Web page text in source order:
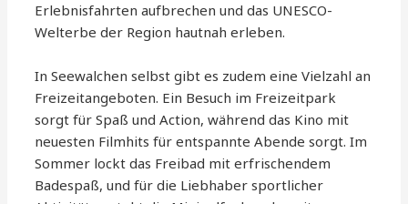
Erlebnisfahrten aufbrechen und das UNESCO-
Welterbe der Region hautnah erleben.
In Seewalchen selbst gibt es zudem eine Vielzahl an
Freizeitangeboten. Ein Besuch im Freizeitpark
sorgt für Spaß und Action, während das Kino mit
neuesten Filmhits für entspannte Abende sorgt. Im
Sommer lockt das Freibad mit erfrischendem
Badespaß, und für die Liebhaber sportlicher